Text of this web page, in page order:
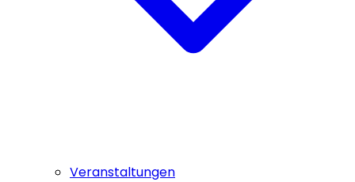
Veranstaltungen